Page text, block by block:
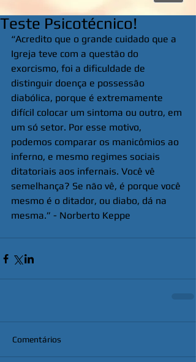
Teste Psicotécnico!
“Acredito que o grande cuidado que a
Igreja teve com a questão do
exorcismo, foi a dificuldade de
distinguir doença e possessão
diabólica, porque é extremamente
difícil colocar um sintoma ou outro, em
um só setor. Por esse motivo,
podemos comparar os manicômios ao
inferno, e mesmo regimes sociais
ditatoriais aos infernais. Você vê
semelhança? Se não vê, é porque você
mesmo é o ditador, ou diabo, dá na
mesma.” - Norberto Keppe
Comentários